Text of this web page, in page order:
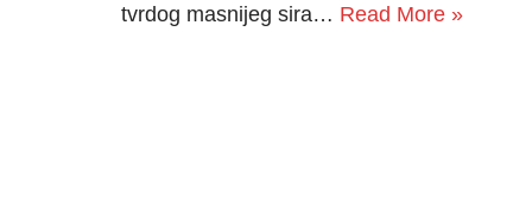
tvrdog masnijeg sira… Read More »